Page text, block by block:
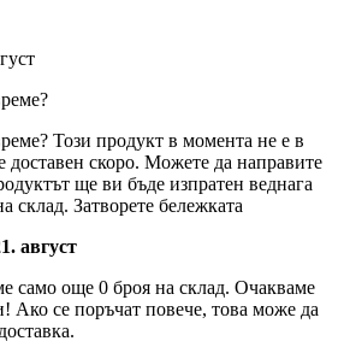
Този продукт в момента не е в
доставен скоро. Можете да направите
ще ви бъде изпратен веднага
склад. Затворете бележката
август
само още 0 броя на склад. Очакваме
Ако се поръчат повече, това може да